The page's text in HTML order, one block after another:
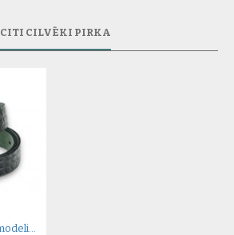
CITI CILVĒKI PIRKA